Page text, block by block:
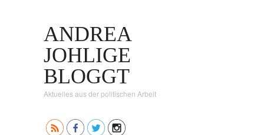
ANDREA
JOHLIGE
BLOGGT
Aktuelles aus der politischen Arbeit